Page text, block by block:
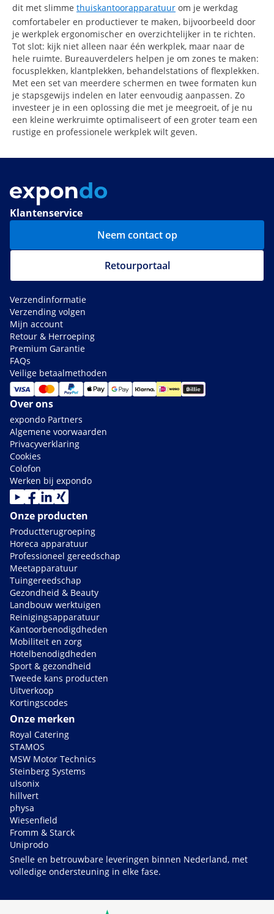
dit met slimme thuiskantoorapparatuur om je werkdag
comfortabeler en productiever te maken, bijvoorbeeld door
je werkplek ergonomischer en overzichtelijker in te richten.
Tot slot: kijk niet alleen naar één werkplek, maar naar de
hele ruimte. Bureauverdelers helpen je om zones te maken:
focusplekken, klantplekken, behandelstations of flexplekken.
Met een set van meerdere schermen en twee formaten kun
je stapsgewijs indelen en later eenvoudig aanpassen. Zo
investeer je in een oplossing die met je meegroeit, of je nu
een kleine werkruimte optimaliseert of een groter team een
rustige en professionele werkplek wilt geven.
Klantenservice
Neem contact op
Retourportaal
Verzendinformatie
Verzending volgen
Mijn account
Retour & Herroeping
Premium Garantie
FAQs
Veilige betaalmethoden
Over ons
expondo Partners
Algemene voorwaarden
Privacyverklaring
Cookies
Colofon
Werken bij expondo
Onze producten
Productterugroeping
Horeca apparatuur
Professioneel gereedschap
Meetapparatuur
Tuingereedschap
Gezondheid & Beauty
Landbouw werktuigen
Reinigingsapparatuur
Kantoorbenodigdheden
Mobiliteit en zorg
Hotelbenodigdheden
Sport & gezondheid
Tweede kans producten
Uitverkoop
Kortingscodes
Onze merken
Royal Catering
STAMOS
MSW Motor Technics
Steinberg Systems
ulsonix
hillvert
physa
Wiesenfield
Fromm & Starck
Uniprodo
Snelle en betrouwbare leveringen binnen Nederland, met
volledige ondersteuning in elke fase.